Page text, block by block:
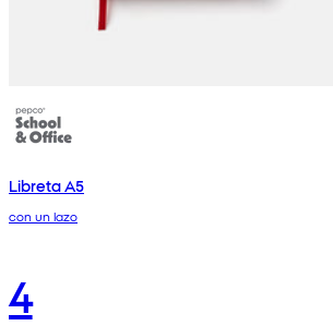
Libreta A5
con un lazo
4